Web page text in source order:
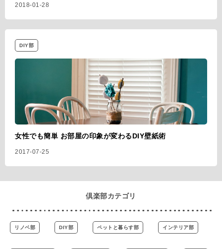
2018-01-28
DIY部
女性でも簡単 お部屋の印象が変わるDIY壁紙術
2017-07-25
倶楽部カテゴリ
リノベ部 DIY部 ペットと暮らす部 インテリア部